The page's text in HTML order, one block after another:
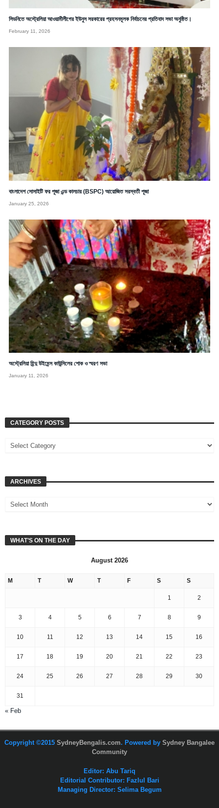
সিডনিতে অস্ট্রেলিয়া আওয়ামীলীগের ইউনুস সরকারের প্রহসনমূলক নির্বাচনের প্রতিবাদ সভা অনুষ্ঠিত।
February 11, 2026
বাংলাদেশ সোসাইটি ফর পূজা এন্ড কালচার (BSPC) আয়োজিত সরস্বতী পূজা
January 25, 2026
অস্ট্রেলিয়া হিন্দু উইমেন্স কাউন্সিলের শোক ও স্মরণ সভা
January 11, 2026
CATEGORY POSTS
ARCHIVES
WHAT’S ON THE DAY
August 2026
M T W T F S S
1 2
3 4 5 6 7 8 9
10 11 12 13 14 15 16
17 18 19 20 21 22 23
24 25 26 27 28 29 30
31
« Feb
Copyright ©2015 SydneyBengalis.com. Powered by Sydney Bangalee
Community
Editor: Abu Tariq
Editorial Contributor: Fazlul Bari
Managing Director: Selima Begum